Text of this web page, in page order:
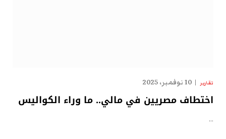
تقارير 10 نوفمبر، 2025
اختطاف مصريين في مالي.. ما وراء الكواليس
…